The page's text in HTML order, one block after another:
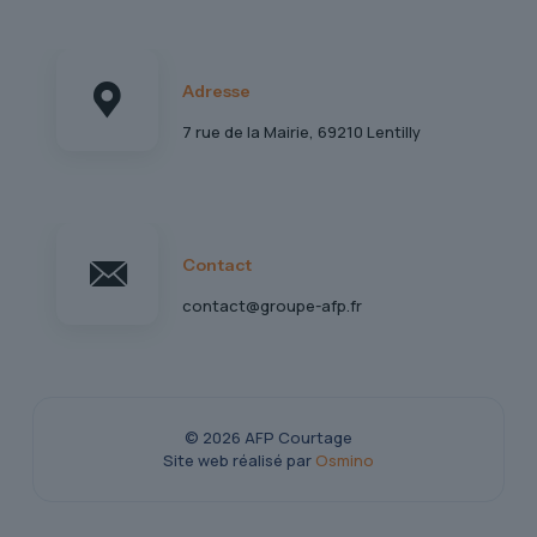
Adresse
7 rue de la Mairie, 69210 Lentilly
Contact
contact@groupe-afp.fr
© 2026 AFP Courtage
Site web réalisé par Osmino